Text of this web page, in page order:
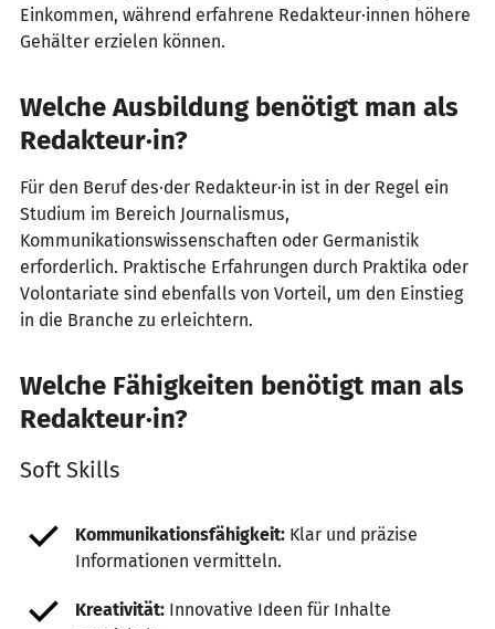
Einkommen, während erfahrene Redakteur·innen höhere
Gehälter erzielen können.
Welche Ausbildung benötigt man als
Redakteur·in?
Für den Beruf des·der Redakteur·in ist in der Regel ein
Studium im Bereich Journalismus,
Kommunikationswissenschaften oder Germanistik
erforderlich. Praktische Erfahrungen durch Praktika oder
Volontariate sind ebenfalls von Vorteil, um den Einstieg
in die Branche zu erleichtern.
Welche Fähigkeiten benötigt man als
Redakteur·in?
Soft Skills
Kommunikationsfähigkeit: Klar und präzise
Informationen vermitteln.
Kreativität: Innovative Ideen für Inhalte